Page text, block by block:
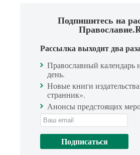
Подпишитесь на
Рассылка выходит два
Православный календарь
день.
Новые книги
странник».
Анонсы предстоящих